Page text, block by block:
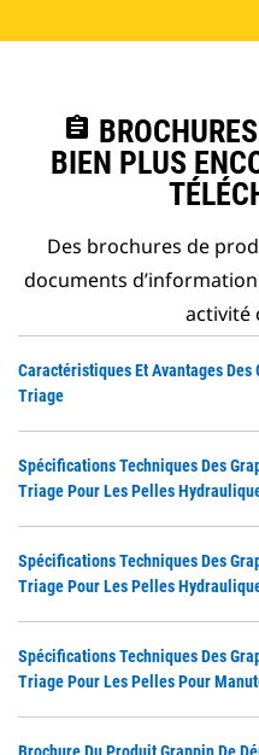
assignment
BIEN PLUS
Des brochures de
documents
activité
Caractéristiques Et Avantages Des
Triage
Spécifications Techniques Des
Triage Pour Les Pelles
Spécifications Techniques Des
Triage Pour Les Pelles
Spécifications Techniques Des
Triage Pour Les Pelles Pour